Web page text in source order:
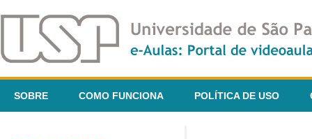
SOBRE COMO FUNCIONA POLÍTICA DE USO